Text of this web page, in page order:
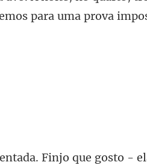
Finjo